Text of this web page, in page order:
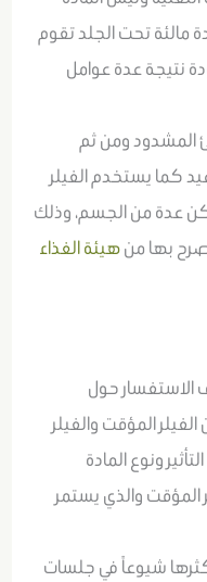
مالئة تحت الجلد تقوم
نتيجة عدة عوامل
المشدود ومن ثم
كما يستخدم الفيلر
عدة من الجسم، وذلك
بها منهيئة الغذاء
الاستفسار حول
المؤقت والفيلر
ونوع المادة
والذي يستمر
شيوعاً في جلسات